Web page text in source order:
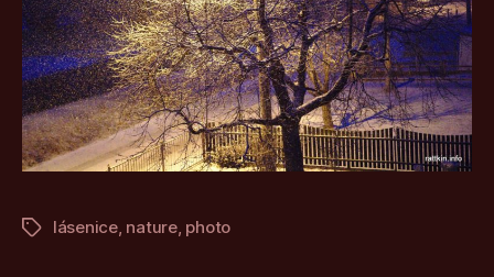
Štítkylásenice, nature, photo